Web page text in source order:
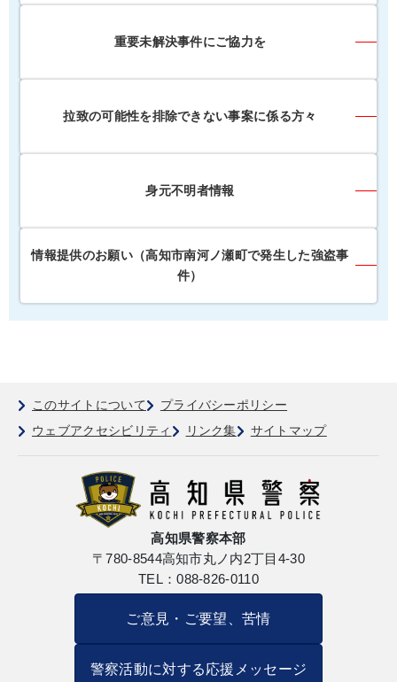
重要未解決事件にご協力を
拉致の可能性を排除できない事案に係る方々
身元不明者情報
情報提供のお願い（高知市南河ノ瀬町で発生した強盗事
件）
このサイトについて
プライバシーポリシー
ウェブアクセシビリティ
リンク集 サイトマップ
高知県警察本部
〒780-8544高知市丸ノ内2丁目4-30
TEL：088-826-0110
ご意見・ご要望、苦情
警察活動に対する応援メッセージ